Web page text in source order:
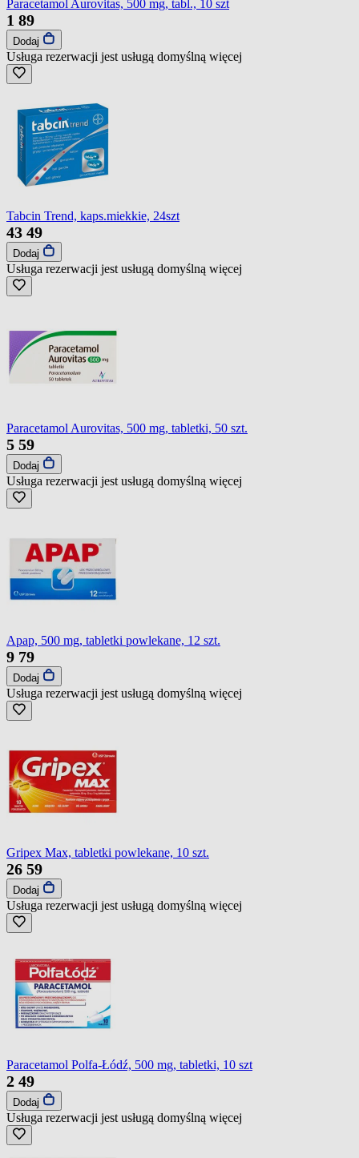
Paracetamol Aurovitas, 500 mg, tabl., 10 szt
1 89
Dodaj
Usługa rezerwacji jest usługą domyślną więcej
Tabcin Trend, kaps.miekkie, 24szt
43 49
Dodaj
Usługa rezerwacji jest usługą domyślną więcej
Paracetamol Aurovitas, 500 mg, tabletki, 50 szt.
5 59
Dodaj
Usługa rezerwacji jest usługą domyślną więcej
Apap, 500 mg, tabletki powlekane, 12 szt.
9 79
Dodaj
Usługa rezerwacji jest usługą domyślną więcej
Gripex Max, tabletki powlekane, 10 szt.
26 59
Dodaj
Usługa rezerwacji jest usługą domyślną więcej
Paracetamol Polfa-Łódź, 500 mg, tabletki, 10 szt
2 49
Dodaj
Usługa rezerwacji jest usługą domyślną więcej